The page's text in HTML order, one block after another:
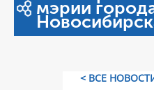
мэрии
< ВСЕ